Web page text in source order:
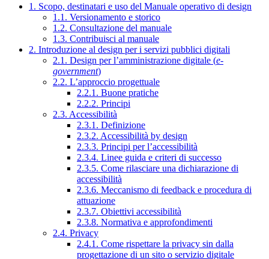
1. Scopo, destinatari e uso del Manuale operativo di design
1.1. Versionamento e storico
1.2. Consultazione del manuale
1.3. Contribuisci al manuale
2. Introduzione al design per i servizi pubblici digitali
2.1. Design per l’amministrazione digitale (e-
government)
2.2. L’approccio progettuale
2.2.1. Buone pratiche
2.2.2. Principi
2.3. Accessibilità
2.3.1. Definizione
2.3.2. Accessibilità by design
2.3.3. Principi per l’accessibilità
2.3.4. Linee guida e criteri di successo
2.3.5. Come rilasciare una dichiarazione di
accessibilità
2.3.6. Meccanismo di feedback e procedura di
attuazione
2.3.7. Obiettivi accessibilità
2.3.8. Normativa e approfondimenti
2.4. Privacy
2.4.1. Come rispettare la privacy sin dalla
progettazione di un sito o servizio digitale